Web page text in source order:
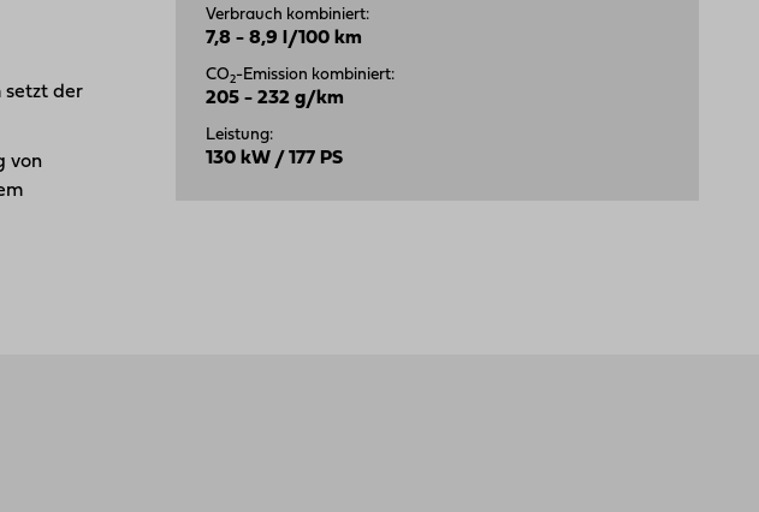
setzt der
von
Verbrauch kombiniert:
7,8 - 8,9 l/100 km
CO2-Emission kombiniert:
205 - 232 g/km
Leistung:
130 kW / 177 PS